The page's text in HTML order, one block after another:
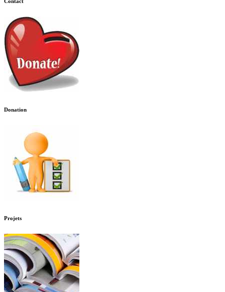
Contact
Donation
Projets